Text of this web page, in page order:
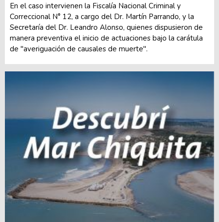
En el caso intervienen la Fiscalía Nacional Criminal y
Correccional N° 12, a cargo del Dr. Martín Parrando, y la
Secretaría del Dr. Leandro Alonso, quienes dispusieron de
manera preventiva el inicio de actuaciones bajo la carátula
de "averiguación de causales de muerte".